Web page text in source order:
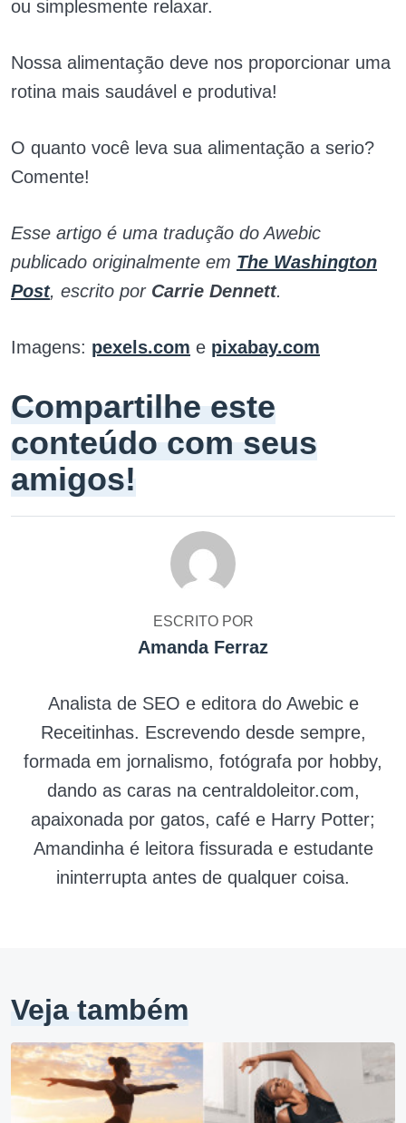
ou simplesmente relaxar.
Nossa alimentação deve nos proporcionar uma
rotina mais saudável e produtiva!
O quanto você leva sua alimentação a serio?
Comente!
Esse artigo é uma tradução do Awebic
publicado originalmente em The Washington
Post, escrito por Carrie Dennett.
Imagens: pexels.com e pixabay.com
Compartilhe este
conteúdo com seus
amigos!
ESCRITO POR
Amanda Ferraz
Analista de SEO e editora do Awebic e
Receitinhas. Escrevendo desde sempre,
formada em jornalismo, fotógrafa por hobby,
dando as caras na centraldoleitor.com,
apaixonada por gatos, café e Harry Potter;
Amandinha é leitora fissurada e estudante
ininterrupta antes de qualquer coisa.
Veja também